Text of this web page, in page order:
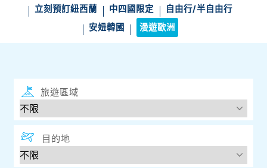
立刻預訂紐西蘭
中四國限定
自由行/半自由行
安妞韓國
漫遊歐洲
旅遊區域
目的地